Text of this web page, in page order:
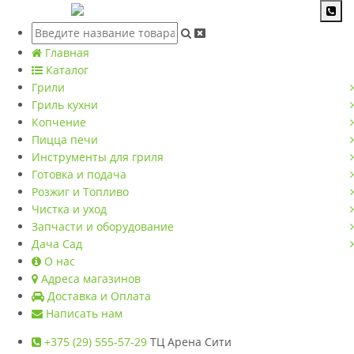
Главная
Каталог
Грили
Гриль кухни
Копчение
Пицца печи
Инструменты для гриля
Готовка и подача
Розжиг и Топливо
Чистка и уход
Запчасти и оборудование
Дача Сад
О нас
Адреса магазинов
Доставка и Оплата
Написать нам
+375 (29) 555-57-29 ТЦ Арена Сити